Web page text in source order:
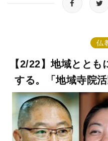
仏
【2/22】地域とと
する。「地域寺院